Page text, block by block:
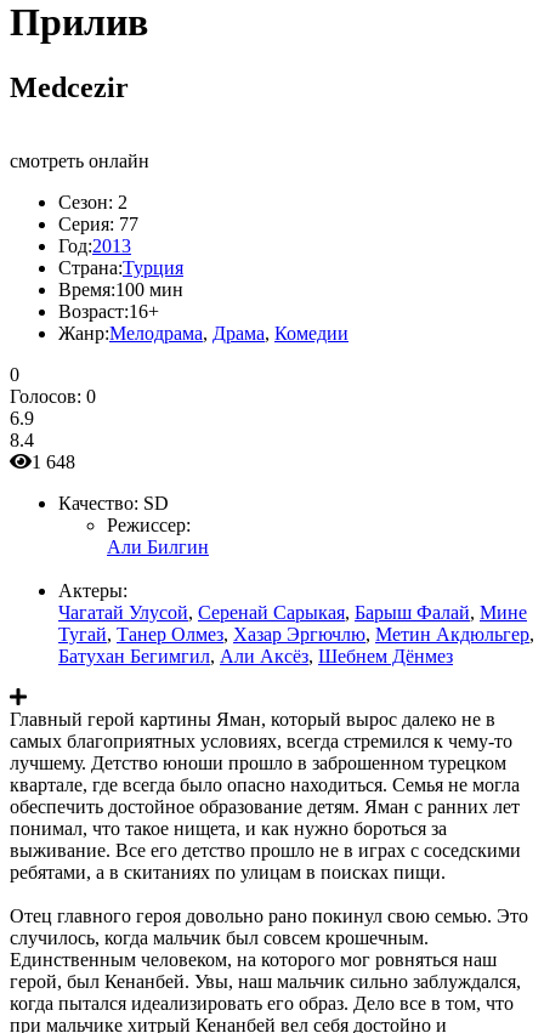
Прилив
Medcezir
смотреть онлайн
Сезон: 2
Серия: 77
Год:2013
Страна:Турция
Время:100 мин
Возраст:16+
Жанр:Мелодрама, Драма, Комедии
0
Голосов: 0
6.9
8.4
1 648
Качество: SD
Режиссер:
Али Билгин
Актеры:
Чагатай Улусой, Серенай Сарыкая, Барыш Фалай, Мине
Тугай, Танер Олмез, Хазар Эргючлю, Метин Акдюльгер,
Батухан Бегимгил, Али Аксёз, Шебнем Дёнмез
Главный герой картины Яман, который вырос далеко не в
самых благоприятных условиях, всегда стремился к чему-то
лучшему. Детство юноши прошло в заброшенном турецком
квартале, где всегда было опасно находиться. Семья не могла
обеспечить достойное образование детям. Яман с ранних лет
понимал, что такое нищета, и как нужно бороться за
выживание. Все его детство прошло не в играх с соседскими
ребятами, а в скитаниях по улицам в поисках пищи.
Отец главного героя довольно рано покинул свою семью. Это
случилось, когда мальчик был совсем крошечным.
Единственным человеком, на которого мог ровняться наш
герой, был Кенанбей. Увы, наш мальчик сильно заблуждался,
когда пытался идеализировать его образ. Дело все в том, что
при мальчике хитрый Кенанбей вел себя достойно и